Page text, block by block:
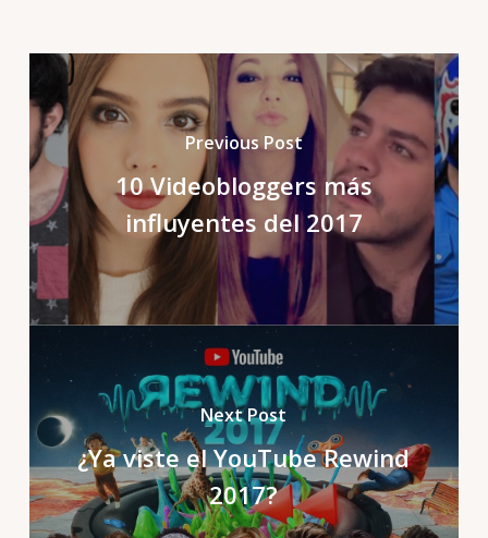
Previous Post
10 Videobloggers más
influyentes del 2017
Next Post
¿Ya viste el YouTube Rewind
2017?